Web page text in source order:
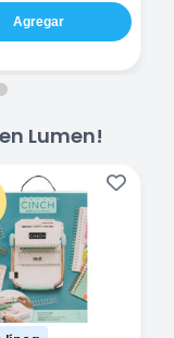
Agregar
Lumen!